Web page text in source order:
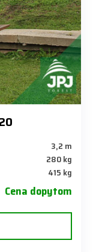
3,2 m
280 kg
415 kg
Cena dopytom